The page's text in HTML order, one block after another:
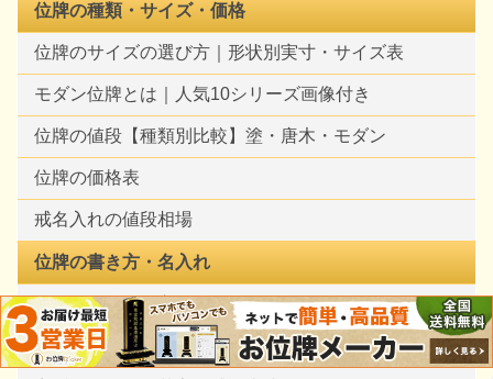
位牌の種類・サイズ・価格
位牌のサイズの選び方｜形状別実寸・サイズ表
モダン位牌とは｜人気10シリーズ画像付き
位牌の値段【種類別比較】塗・唐木・モダン
位牌の価格表
戒名入れの値段相場
位牌の書き方・名入れ
一霊位牌の作り方
位牌の書き方完全ガイド